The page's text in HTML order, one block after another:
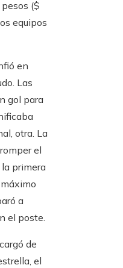
($
equipos
en
Las
gol para
otra. La
el
primera
a
el poste.
de
el